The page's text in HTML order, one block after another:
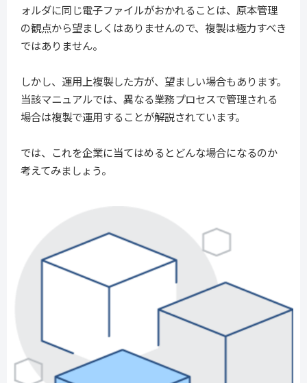
ォルダに同じ電子ファイルがおかれることは、原本管理
の観点から望ましくはありませんので、複製は極力すべき
ではありません。
しかし、運用上複製した方が、望ましい場合もあります。
当該マニュアルでは、異なる業務プロセスで管理される
場合は複製で運用することが解説されています。
では、これを企業に当てはめるとどんな場合になるのか
考えてみましょう。